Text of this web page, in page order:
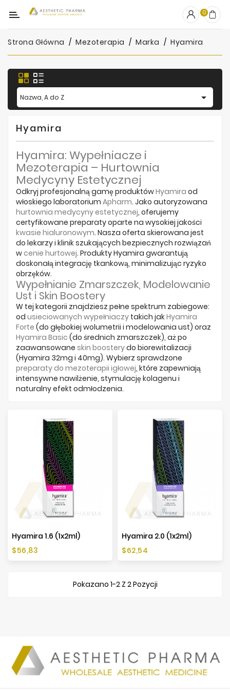
Kategoria
OUTLET
Wypełniacze
Stymulatory
Mezoterapia
Peelingi
PRP
Skincare
Artykuły
Jednorazowe
Producenci
0
Strona Główna Mezoterapia Marka Hyamira
Nazwa, A do Z 
Hyamira
Hyamira: Wypełniacze i
Mezoterapia – Hurtownia
Medycyny Estetycznej
Odkryj profesjonalną gamę produktówHyamira od
włoskiego laboratorium Apharm. Jako autoryzowana
hurtownia medycyny estetycznej, oferujemy
certyfikowane preparaty oparte na wysokiej jakości
kwasie hialuronowym. Nasza oferta skierowana jest
do lekarzy i klinik szukających bezpiecznych rozwiązań
wcenie hurtowej. Produkty Hyamira gwarantują
doskonałą integrację tkankową, minimalizując ryzyko
obrzęków.
Wypełnianie Zmarszczek, Modelowanie
Ust i Skin Boostery
W tej kategorii znajdziesz pełne spektrum zabiegowe:
od usieciowanych wypełniaczy takich jakHyamira
Forte (do głębokiej wolumetrii i modelowania ust) oraz
Hyamira Basic (do średnich zmarszczek), aż po
zaawansowane skin boosterydo biorewitalizacji
(Hyamira 32mg i 40mg). Wybierz sprawdzone
preparaty do mezoterapii igłowej, które zapewniają
intensywne nawilżenie, stymulację kolagenu i
naturalny efekt odmłodzenia.
Hyamira 1.6 (1x2ml)
Cena
$56,83
Hyamira 2.0 (1x2ml)
Cena
$62,54
Pokazano 1-2 Z 2 Pozycji